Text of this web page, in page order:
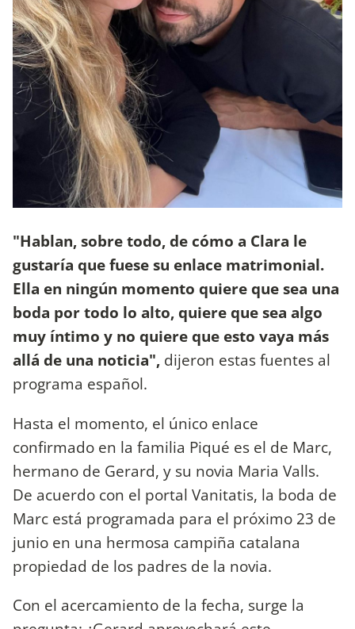
"Hablan, sobre todo, de cómo a Clara le
gustaría que fuese su enlace matrimonial.
Ella en ningún momento quiere que sea una
boda por todo lo alto, quiere que sea algo
muy íntimo y no quiere que esto vaya más
allá de una noticia", dijeron estas fuentes al
programa español.
Hasta el momento, el único enlace
confirmado en la familia Piqué es el de Marc,
hermano de Gerard, y su novia Maria Valls.
De acuerdo con el portal Vanitatis, la boda de
Marc está programada para el próximo 23 de
junio en una hermosa campiña catalana
propiedad de los padres de la novia.
Con el acercamiento de la fecha, surge la